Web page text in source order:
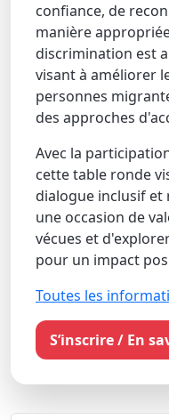
confiance, de
manière
discrimination est
visant à améliorer
personnes
des approches
Avec la
cette table ronde
dialogue inclusif et
une occasion de
vécues et
pour un impact
Toutes les
S’inscrire / En